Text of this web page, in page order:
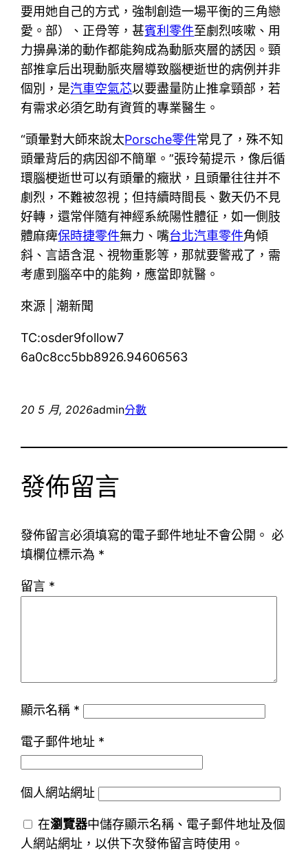
要用她自己的方式，強制創造一場平衡的三角戀
愛。部）、正骨等，甚賓利零件至劇烈咳嗽、用
力擤鼻涕的動作都能夠成為動脈夾層的誘因。頸
部推拿后出現動脈夾層導致腦梗逝世的病例并非
個別，是汽車空氣芯以要盡量防止推拿頸部，若
有需求必須乞助有資質的專業醫生。
“頭暈對大師來說太Porsche零件常見了，殊不知
頭暈背后的病因卻不簡單。”張玲菊提示，像后循
環腦梗逝世可以有頭暈的癥狀，且頭暈往往并不
劇烈，不難被忽視；但持續時間長、數天仍不見
好轉，還常伴隨有神經系統陽性體征，如一側肢
體麻痺保時捷零件無力、嘴台北汽車零件角傾
斜、言語含混、視物重影等，那就要警戒了，需
考慮到腦卒中的能夠，應當即就醫。
來源 | 潮新聞
TC:osder9follow7
6a0c8cc5bb8926.94606563
20 5 月, 2026admin分數
發佈留言
發佈留言必須填寫的電子郵件地址不會公開。 必
填欄位標示為 *
留言 *
顯示名稱 *
電子郵件地址 *
個人網站網址
在瀏覽器中儲存顯示名稱、電子郵件地址及個
人網站網址，以供下次發佈留言時使用。